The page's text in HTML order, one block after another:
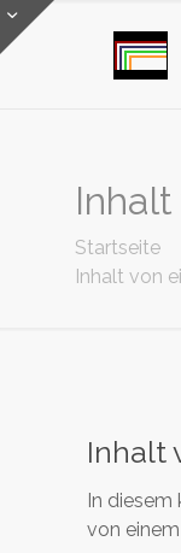
Startseite
Inhalt von
Inhalt
In diesem
von